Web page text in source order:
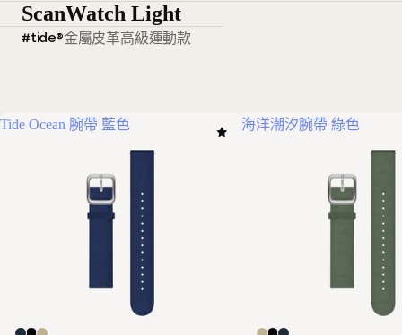
ScanWatch Light
#tide®金屬皮革高級運動款
Tide Ocean 腕帶 藍色 海洋潮汐腕帶 綠色